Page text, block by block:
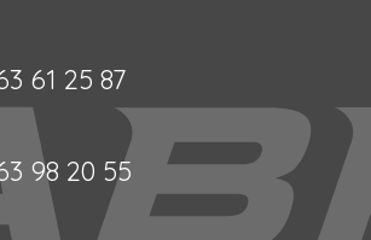
61 25 87
98 20 55